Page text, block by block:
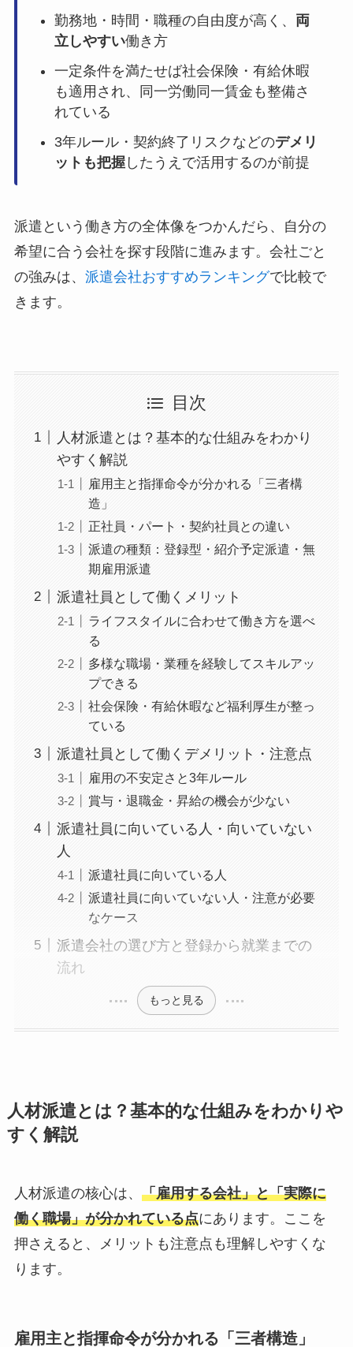
勤務地・時間・職種の自由度が高く、 両
立しやすい働き方
一定条件を満たせば社会保険・有給休暇
も適用され、同一労働同一賃金も整備さ
れている
3年ルール・契約終了リスクなどのデメリ
ットも把握したうえで活用するのが前提
派遣という働き方の全体像をつかんだら、自分の
希望に合う会社を探す段階に進みます。会社ごと
の強みは、 派遣会社おすすめランキングで比較で
きます。
目次
人材派遣とは？基本的な仕組みをわかり
やすく解説
雇用主と指揮命令が分かれる「三者構
造」
正社員・パート・契約社員との違い
派遣の種類：登録型・紹介予定派遣・無
期雇用派遣
派遣社員として働くメリット
ライフスタイルに合わせて働き方を選べ
る
多様な職場・業種を経験してスキルアッ
プできる
社会保険・有給休暇など福利厚生が整っ
ている
派遣社員として働くデメリット・注意点
雇用の不安定さと3年ルール
賞与・退職金・昇給の機会が少ない
派遣社員に向いている人・向いていない
人
派遣社員に向いている人
派遣社員に向いていない人・注意が必要
なケース
派遣会社の選び方と登録から就業までの
流れ
もっと見る
人材派遣とは？基本的な仕組みをわかりや
すく解説
人材派遣の核心は、 「雇用する会社」と「実際に
働く職場」が分かれている点にあります。ここを
押さえると、メリットも注意点も理解しやすくな
ります。
雇用主と指揮命令が分かれる「三者構造」